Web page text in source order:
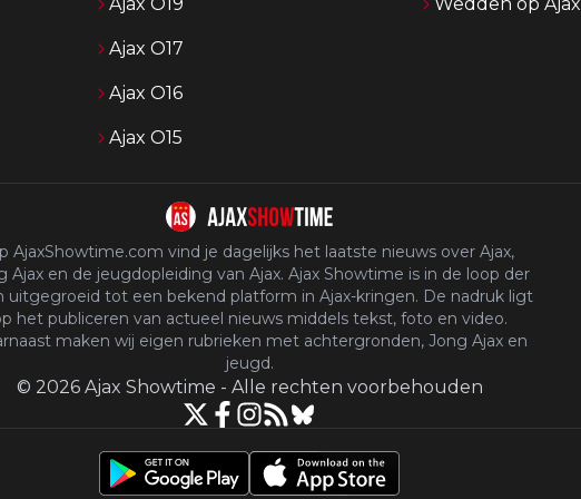
Ajax O17
Ajax O16
Ajax O15
AjaxShowtime.com vind je dagelijks het laatste nieuws over Ajax,
Ajax en de jeugdopleiding van Ajax. Ajax Showtime is in de loop der
uitgegroeid tot een bekend platform in Ajax-kringen. De nadruk ligt
het publiceren van actueel nieuws middels tekst, foto en video.
maken wij eigen rubrieken met achtergronden, Jong Ajax en
jeugd.
© 2026 Ajax Showtime - Alle rechten voorbehouden